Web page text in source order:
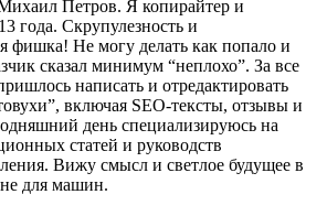
Петров. Я копирайтер и
года. Скрупулезность и
фишка! Не могу делать как попало и
сказал минимум “неплохо”. За все
написать и отредактировать
включая SEO-тексты, отзывы и
день специализируюсь на
статей и руководств
Вижу смысл и светлое будущее в
для машин.